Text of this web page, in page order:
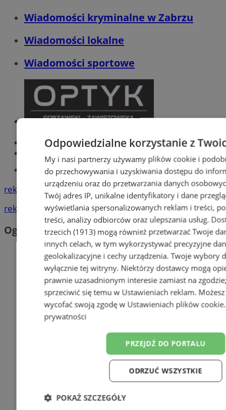
Wiadomości kryminalne w Zabrzu
Wiadomości lokalne
Wiadomości sportowe
Optyk, okulista
Największy sklep z częściami online!
Książeczka sanepidowska
Tworzenie stron www -Zabrze
reklama
reklama
Ogłoszenia
Odpowiedzialne korzystanie z
My i nasi partnerzy używamy plików cookie i
do przechowywania i uzyskiwania dostępu do
urządzeniu oraz do przetwarzania danych
Twój adres IP, unikalne identyfikatory i dane
wyświetlania spersonalizowanych reklam i treści,
treści, analizy odbiorców oraz ulepszania usług.
trzecich (1913)mogą również przetwarzać Twoje
innych celach, w tym wykorzystywać precyzyjne
geolokalizacyjne i cechy urządzenia. Twoje wybory
wyłącznie tej witryny. Niektórzy dostawcy mogą
prawnie uzasadnionym interesie zamiast na
sprzeciwić się temu w Ustawieniach reklam.
wycofać swoją zgodę w Ustawieniach plików cookie
prywatności
PRZEJDŹ DO PORTALU
ODRZUĆ WSZYSTKIE
POKAŻ SZCZEGÓŁY